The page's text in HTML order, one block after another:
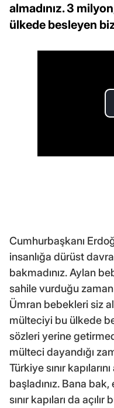
almadınız. 3
ülkede besleyen
Cumhurbaşkanı
insanlığa dürüst
bakmadınız. Aylan
sahile vurduğu
Ümran bebekleri siz
mülteciyi bu ülkede
sözleri yerine
mülteci dayandığı
Türkiye sınır
başladınız. Bana
sınır kapıları da